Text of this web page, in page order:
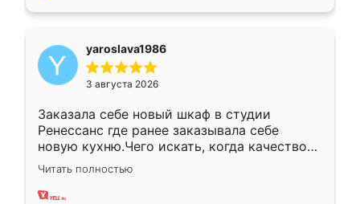
yaroslava1986
3 августа 2026
Заказала себе новый шкаф в студии
Ренессанс где ранее заказывала себе
новую кухню.Чего искать, когда качеством
вполне довольна. Служит кухня уже почти
два года, нареканий нет.
Читать полностью